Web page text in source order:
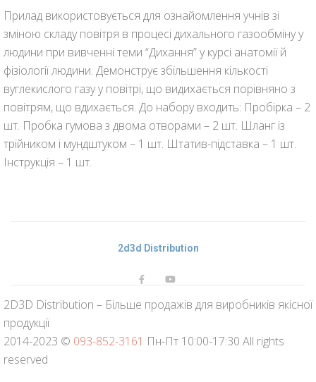
Прилад використовується для ознайомлення учнів зі
зміною складу повітря в процесі дихального газообміну у
людини при вивченні теми “Дихання” у курсі анатомії й
фізіології людини. Демонструє збільшення кількості
вуглекислого газу у повітрі, що видихається порівняно з
повітрям, що вдихається. До набору входить: Пробірка – 2
шт. Пробка гумова з двома отворами – 2 шт. Шланг із
трійником і мундштуком – 1 шт. Штатив-підставка – 1 шт.
Інструкція – 1 шт.
2d3d Distribution
2D3D Distribution – Більше продажів для виробників якісної
продукції
2014-2023 © 093-852-3161 Пн-Пт 10:00-17:30 All rights
reserved